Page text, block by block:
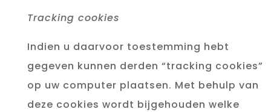
Tracking cookies
Indien u daarvoor toestemming hebt
gegeven kunnen derden “tracking cookies”
op uw computer plaatsen. Met behulp van
deze cookies wordt bijgehouden welke